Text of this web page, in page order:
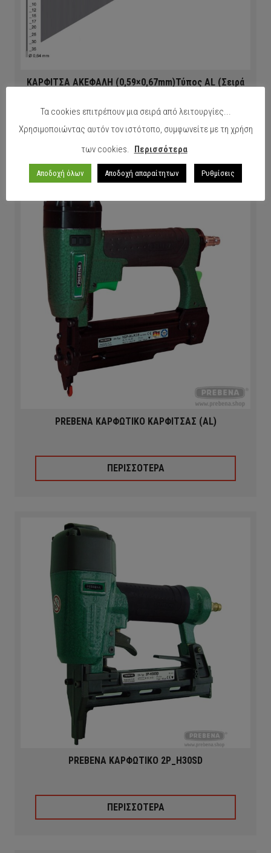
ΚΑΡΦΙΤΣΑ ΑΚΕΦΑΛΗ (0,59×0,67mm)Τύπος AL (Σειρά
ΠΕΡΙΣΣΟΤΕΡΑ
PREBENA ΚΑΡΦΩΤΙΚΟ ΚΑΡΦΙΤΣΑΣ (AL)
ΠΕΡΙΣΣΟΤΕΡΑ
PREBENA ΚΑΡΦΩΤΙΚΟ 2P_H30SD
ΠΕΡΙΣΣΟΤΕΡΑ
Τα cookies επιτρέπουν μια σειρά από λειτουργίες...
Χρησιμοποιώντας αυτόν τον ιστότοπο, συμφωνείτε με τη χρήση
των cookies.
Περισσότερα
Αποδοχή όλων Αποδοχή απαραίτητων Ρυθμίσεις